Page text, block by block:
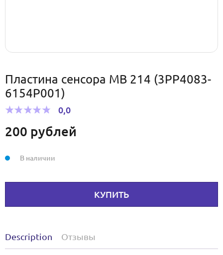
Пластина сенсора МВ 214 (3PP4083-
6154P001)
0,0
200 рублей
КУПИТЬ
В наличии
Description Отзывы